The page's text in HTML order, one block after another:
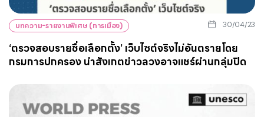
บทความ-รายงานพิเศษ (การเมือง) 30/04/23
‘ตรวจสอบรายชื่อเลือกตั้ง’ เว็บไซต์จริงไม่อันตรายโดย
กรมการปกครอง น่าสังเกตข่าวลวงอาจแชร์ผ่านกลุ่มปิด